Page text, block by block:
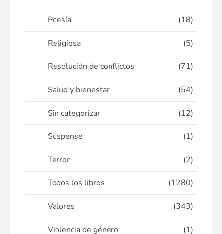
Poesía (18)
Religiosa (5)
Resolución de conflictos (71)
Salud y bienestar (54)
Sin categorizar (12)
Suspense (1)
Terror (2)
Todos los libros (1280)
Valores (343)
Violencia de género (1)